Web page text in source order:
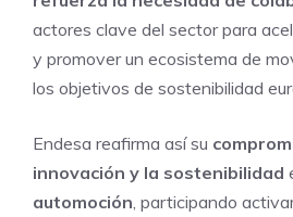
actores clave del sector para
y promover un ecosistema de
los objetivos de sostenibilidad
Endesa reafirma así su
innovación y la sostenibilidad
automoción, participando